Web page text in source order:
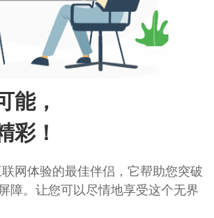
能，
彩！
网体验的最佳伴侣，它帮助您突破
障。让您可以尽情地享受这个无界